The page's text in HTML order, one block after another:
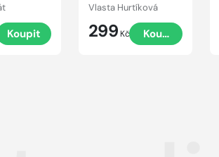
Koupit
Vlasta Hurtíková
299 Kč Koupit